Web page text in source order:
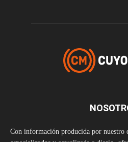
Con información producida por nuestro